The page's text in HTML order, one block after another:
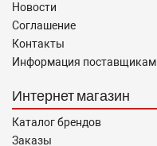
Новости
Соглашение
Контакты
Информация поставщикам
Интернет магазин
Каталог брендов
Заказы